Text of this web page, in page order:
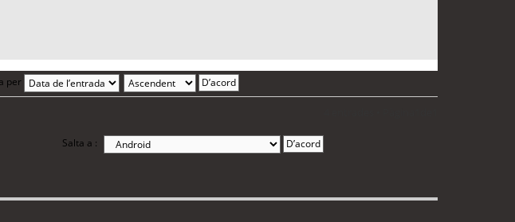
per
Salta a :